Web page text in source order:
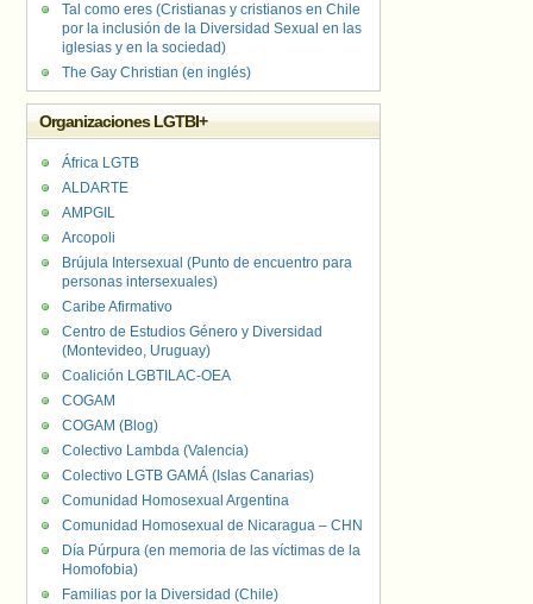
Tal como eres (Cristianas y cristianos en Chile
por la inclusión de la Diversidad Sexual en las
iglesias y en la sociedad)
The Gay Christian (en inglés)
Organizaciones LGTBI+
África LGTB
ALDARTE
AMPGIL
Arcopoli
Brújula Intersexual (Punto de encuentro para
personas intersexuales)
Caribe Afirmativo
Centro de Estudios Género y Diversidad
(Montevideo, Uruguay)
Coalición LGBTILAC-OEA
COGAM
COGAM (Blog)
Colectivo Lambda (Valencia)
Colectivo LGTB GAMÁ (Islas Canarias)
Comunidad Homosexual Argentina
Comunidad Homosexual de Nicaragua – CHN
Día Púrpura (en memoria de las víctimas de la
Homofobia)
Familias por la Diversidad (Chile)